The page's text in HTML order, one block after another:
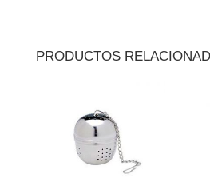
PRODUCTOS